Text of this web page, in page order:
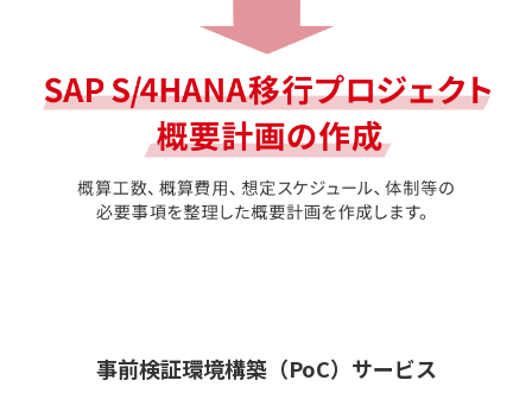
事前検証環境構築（PoC）サービス